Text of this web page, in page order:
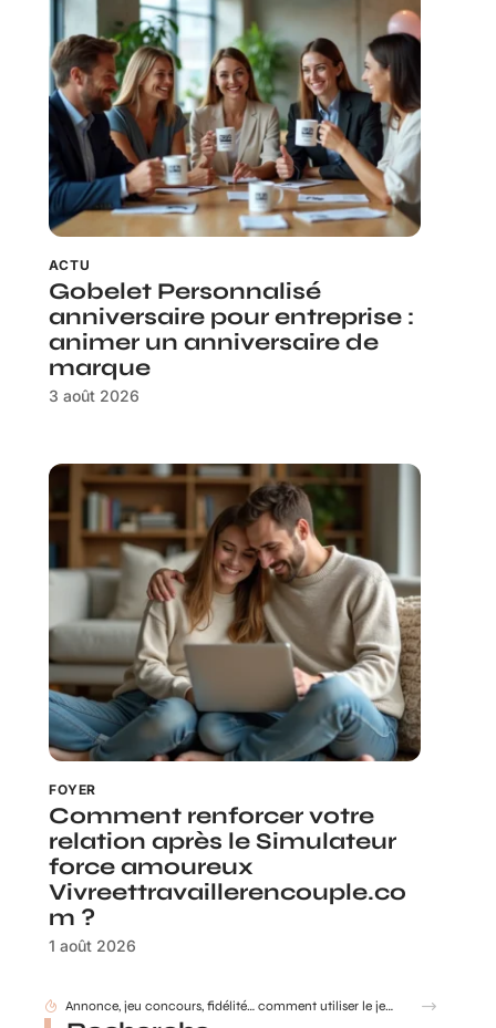
ACTU
Gobelet Personnalisé
anniversaire pour entreprise :
animer un anniversaire de
marque
3 août 2026
FOYER
Comment renforcer votre
relation après le Simulateur
force amoureux
Vivreettravaillerencouple.co
m ?
1 août 2026
Gobelet Personnalisé anniversaire pour entreprise : animer un anniversaire de marque